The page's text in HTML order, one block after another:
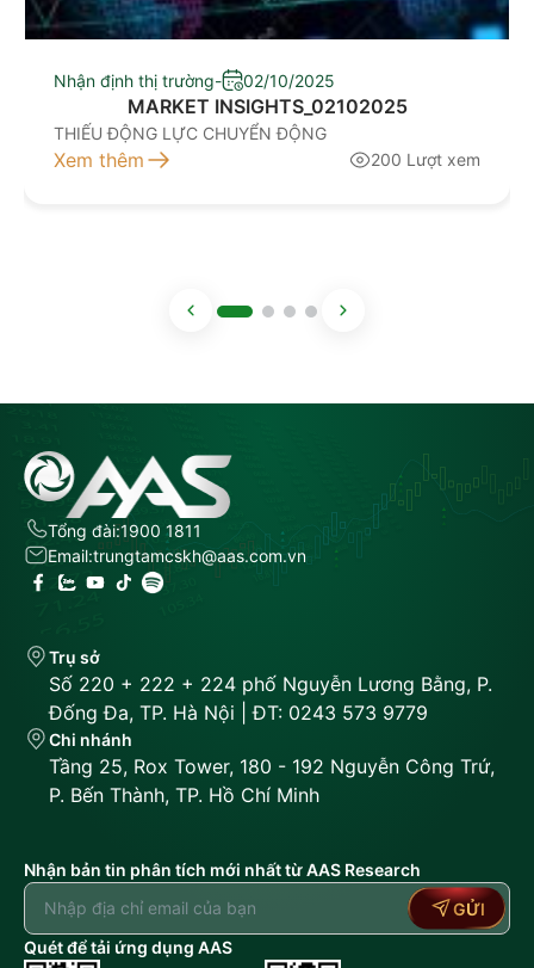
Nhận định thị trường- 02/10/2025
MARKET INSIGHTS_02102025
THIẾU ĐỘNG LỰC CHUYỂN ĐỘNG
Xem thêm 200 Lượt xem
Tổng đài:1900 1811
Email:trungtamcskh@aas.com.vn
Trụ sở
Số 220 + 222 + 224 phố Nguyễn Lương Bằng, P.
Đống Đa, TP. Hà Nội | ĐT: 0243 573 9779
Chi nhánh
Tầng 25, Rox Tower, 180 - 192 Nguyễn Công Trứ,
P. Bến Thành, TP. Hồ Chí Minh
Nhận bản tin phân tích mới nhất từ AAS Research
GỬI
Quét để tải ứng dụng AAS